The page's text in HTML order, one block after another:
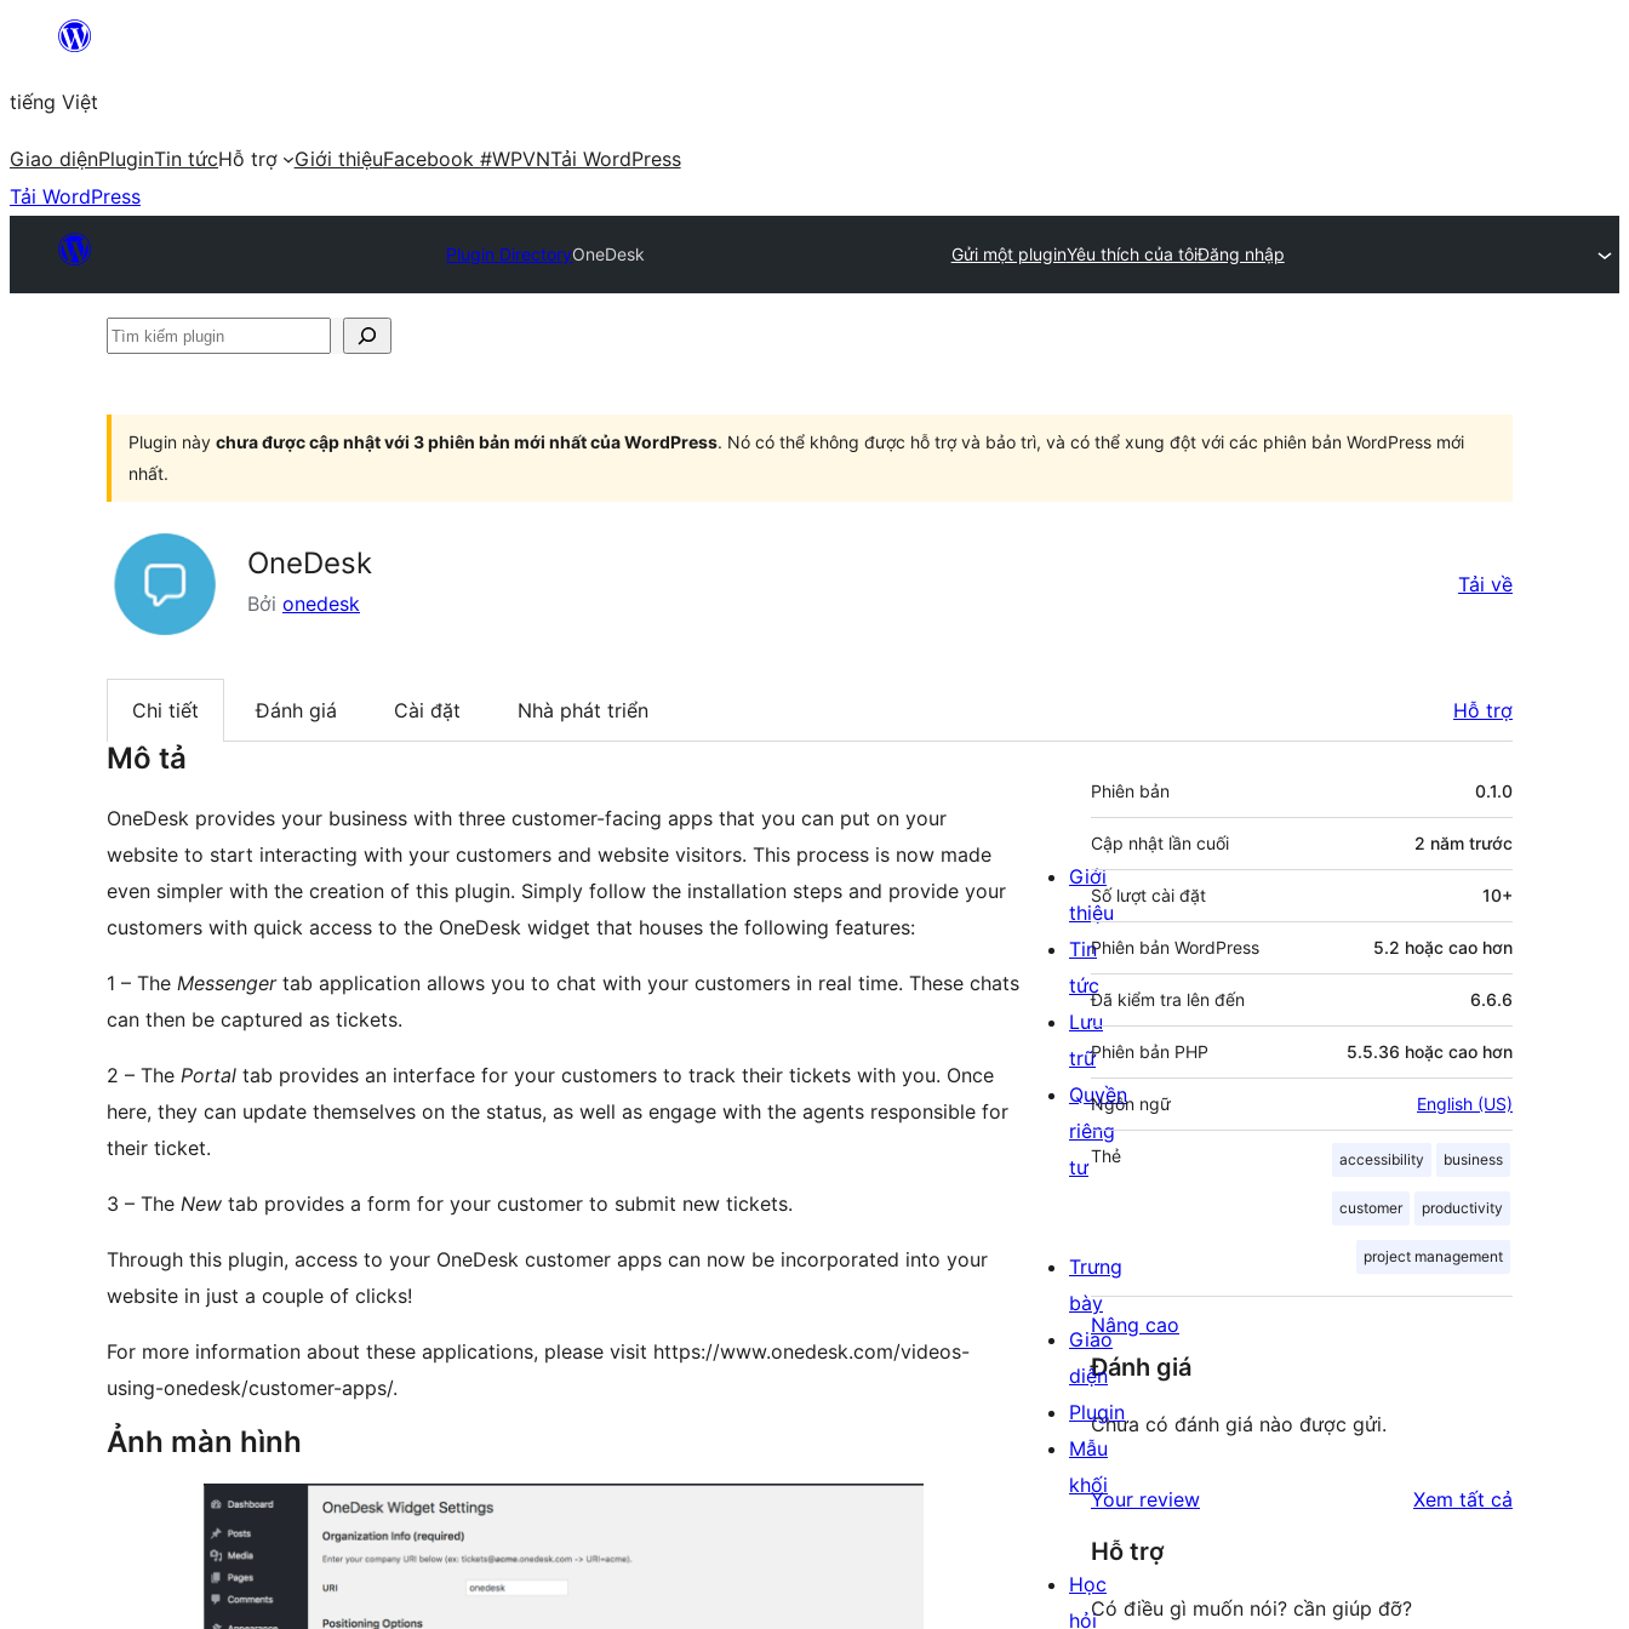
Chuyển
phần
nội
dung
tiếng Việt
Giao diệnPluginTin tứcHỗ trợ Giới thiệuFacebook #WPVNTải WordPress
Tải WordPress
Plugin DirectoryOneDesk Gửi một pluginYêu thích của tôiĐăng nhập
Tìm
Plugin này chưa được cập nhật với 3 phiên bản mới nhất của WordPress. Nó có thể không được hỗ trợ và bảo trì, và có thể xung đột với các phiên bản WordPress mới
nhất.
OneDesk
Bởi onedesk
Tải về
Chi tiết Đánh giá Cài đặt Nhà phát triển Hỗ trợ
Mô tả
OneDesk provides your business with three customer-facing apps that you can put on your
website to start interacting with your customers and website visitors. This process is now made
even simpler with the creation of this plugin. Simply follow the installation steps and provide your
customers with quick access to the OneDesk widget that houses the following features:
1 – The Messengertab application allows you to chat with your customers in real time. These chats
can then be captured as tickets.
2 – The Portal tab provides an interface for your customers to track their tickets with you. Once
here, they can update themselves on the status, as well as engage with the agents responsible for
their ticket.
3 – The New tab provides a form for your customer to submit new tickets.
Through this plugin, access to your OneDesk customer apps can now be incorporated into your
website in just a couple of clicks!
For more information about these applications, please visit https://www.onedesk.com/videos-
using-onedesk/customer-apps/.
Ảnh màn hình
Meta
Phiên bản 0.1.0
Cập nhật lần cuối 2 năm trước
Số lượt cài đặt 10+
Phiên bản WordPress 5.2 hoặc cao hơn
Đã kiểm tra lên đến 6.6.6
Phiên bản PHP 5.5.36 hoặc cao hơn
Ngôn ngữ English (US)
Thẻ accessibility business
customer productivity
project management
Nâng cao
Đánh giá
Chưa có đánh giá nào được gửi.
Your review Xem tất cả
Hỗ trợ
Có điều gì muốn nói? cần giúp đỡ?
Giới
thiệu
Tin
tức
Lưu
trữ
Quyền
riêng
tư
Trưng
bày
Giao
diện
Plugin
Mẫu
khối
Học
hỏi